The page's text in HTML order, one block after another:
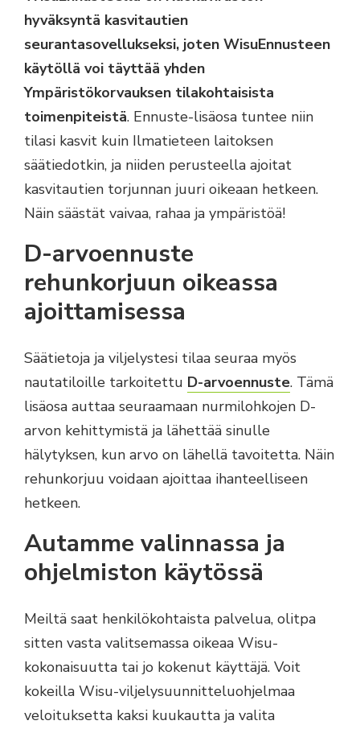
hyväksyntä kasvitautien
seurantasovellukseksi, joten WisuEnnusteen
käytöllä voi täyttää yhden
Ympäristökorvauksen tilakohtaisista
toimenpiteistä. Ennuste-lisäosa tuntee niin
tilasi kasvit kuin Ilmatieteen laitoksen
säätiedotkin, ja niiden perusteella ajoitat
kasvitautien torjunnan juuri oikeaan hetkeen.
Näin säästät vaivaa, rahaa ja ympäristöä!
D-arvoennuste
rehunkorjuun oikeassa
ajoittamisessa
Säätietoja ja viljelystesi tilaa seuraa myös
nautatiloille tarkoitettu D-arvoennuste. Tämä
lisäosa auttaa seuraamaan nurmilohkojen D-
arvon kehittymistä ja lähettää sinulle
hälytyksen, kun arvo on lähellä tavoitetta. Näin
rehunkorjuu voidaan ajoittaa ihanteelliseen
hetkeen.
Autamme valinnassa ja
ohjelmiston käytössä
Meiltä saat henkilökohtaista palvelua, olitpa
sitten vasta valitsemassa oikeaa Wisu-
kokonaisuutta tai jo kokenut käyttäjä. Voit
kokeilla Wisu-viljelysuunnitteluohjelmaa
veloituksetta kaksi kuukautta ja valita